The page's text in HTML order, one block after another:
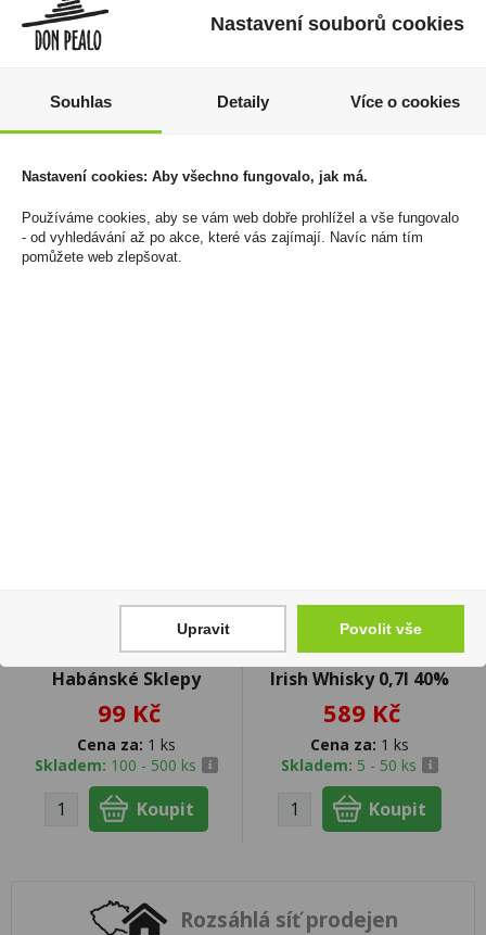
Onyx Kretek Filtr
Cigarillos 10ks
79 Kč
Cena za:krabičku (1 ks)
32,5%
Cena za:1 ks
Frankovka rosé 0,75l
Habánské Sklepy
99 Kč
Cena za: 1 ks
Skladem: 100 - 500 ks
Jameson Black Barrel
Irish Whisky 0,7l 40%
589 Kč
Cena za: 1 ks
Skladem: 5 - 50 ks
Rozsáhlá síť prodejen
Nastavení souborů cookies
Souhlas Detaily Více o cookies
Nastavení cookies: Aby všechno fungovalo, jak má.
Používáme cookies, aby se vám web dobře prohlížel a vše fungovalo
- od vyhledávání až po akce, které vás zajímají. Navíc nám tím
pomůžete web zlepšovat.
Upravit Povolit vše